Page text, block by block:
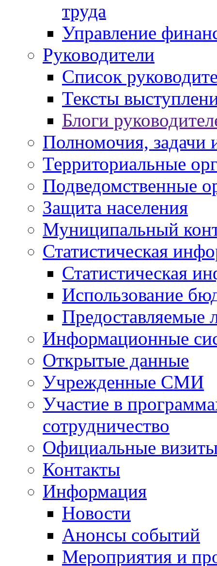
труда
Управление
Руководители
Список
Тексты
Блоги
Полномочия, задачи
Территориальные
Подведомственные
Защита населения
Муниципальный
Статистическая
Статистическая
Использование
Предоставляемые
Информационные
Открытые данные
Учрежденные СМИ
Участие в
сотрудничество
Официальные
Контакты
Информация
Новости
Анонсы событий
Мероприятия и